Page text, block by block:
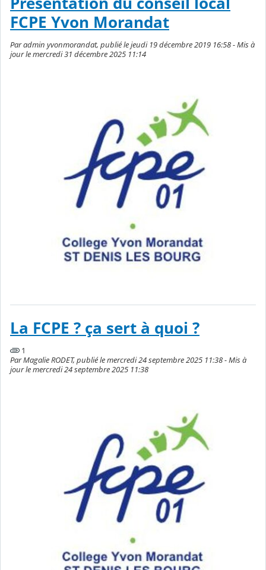
FCPE Yvon Morandat
Par admin yvonmorandat, publié le jeudi 19 décembre 2019 16:58 - Mis à
jour le mercredi 31 décembre 2025 11:14
La FCPE ? ça sert à quoi ?
1
Par Magalie RODET, publié le mercredi 24 septembre 2025 11:38 - Mis à
jour le mercredi 24 septembre 2025 11:38